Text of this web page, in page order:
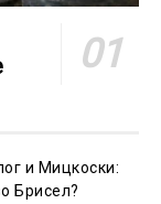
и Мицкоски:
Брисел?